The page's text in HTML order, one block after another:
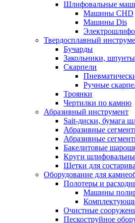
Шлифовальные
Машины CHD
Машины Dis
Твердосплавный
Бучарды
Закольники, шпунты
Скарпели
Ручные
Троянки
Чертилки по камню
Абразивный инструмент
Sait-диски, бумага
Абразивные
Абразивные
Бакелитовые
Круги
Щетки для
Оборудование для
Полотеры и
Машины
Очистные
Пескоструйное